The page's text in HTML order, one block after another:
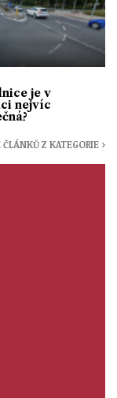
je v
nejvíc
ČLÁNKŮ Z KATEGORIE ›